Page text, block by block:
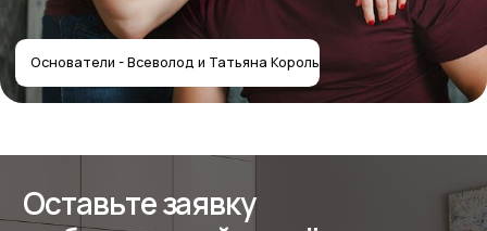
Отправляя форму, вы соглашаетесь
конфиденциальности
Контакты салона Контактная информация